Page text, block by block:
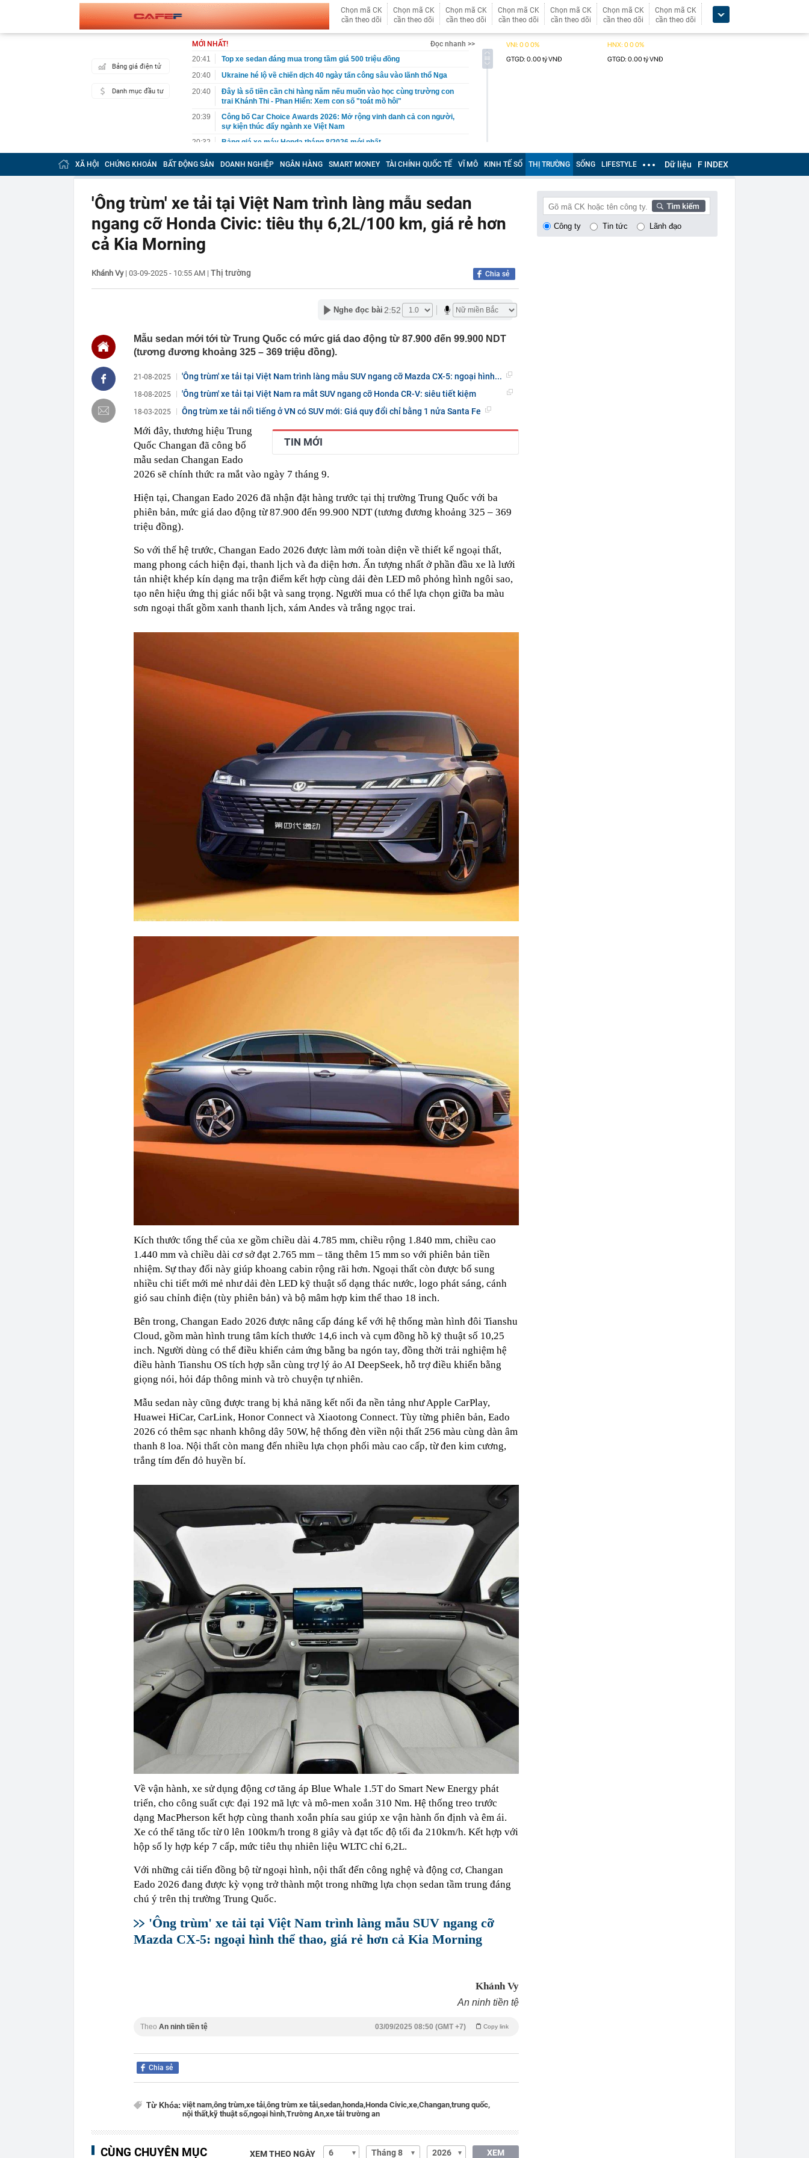
Chọn mã CK
cần theo dõi
Chọn mã CK
cần theo dõi
Chọn mã CK
cần theo dõi
Chọn mã CK
cần theo dõi
Chọn mã CK
cần theo dõi
Chọn mã CK
cần theo dõi
Chọn mã CK
cần theo dõi
Bảng giá điện tử
Danh mục đầu tư
MỚI NHẤT!
Đọc nhanh >>
20:41
Top xe sedan đáng mua trong tầm giá 500 triệu đồng
20:40
Ukraine hé lộ về chiến dịch 40 ngày tấn công sâu vào lãnh thổ Nga
20:40
Đây là số tiền cần chi hàng năm nếu muốn vào học cùng trường con
trai Khánh Thi - Phan Hiển: Xem con số "toát mồ hôi"
20:39
Công bố Car Choice Awards 2026: Mở rộng vinh danh cả con người,
sự kiện thúc đẩy ngành xe Việt Nam
20:32
Bảng giá xe máy Honda tháng 8/2026 mới nhất
20:31
Thi hành lệnh bắt tạm giam Nguyễn Minh Hiền SN 1992 liên quan hơn 1
tỷ đồng
20:25
TikToker Nguyễn Dương Kiều Vy lĩnh án
20:24
iPhone 17 Pro Max đang có giá thấp nhất từ trước đến nay
Ô tô bất ngờ "bay" lên không trung khiến nhiều người thót tim
20:15
món đồ dụng học tập này, chỉ PHÍ TIỀN mà không dùng đến!
20:08
Cụ bà 97 tuổi lập kỷ lục thế giới khi đứng trên cánh máy bay giữa
Ai là nạn nhân của Nguyễn Minh Hiền SN 1992, liên hệ công an gấp
Đằng sau ánh hào quang
19:56
Công an xác minh giao dịch chuyển khoản 747.500.000 đồng giữa
ngân hàng làm việc
19:50
Hoa hậu đẹp nhất nhì Việt Nam U45 đi khắp thế gian, đến Tây Tạng
19:46
Vì sao thẻ ngân hàng lại có hình chữ nhật bo tròn 4 góc?
19:41
Lan ‘đột biến’, cây cảnh trăm tỷ: Có dấu hiệu rửa tiền không?
19:36
Iran tuyên bố không có cuộc đàm phán nào với Mỹ
XÃ HỘI CHỨNG KHOÁN BẤT ĐỘNG SẢN DOANH NGHIỆP NGÂN HÀNG SMART MONEY TÀI CHÍNH QUỐC TẾ VĨ MÔ KINH TẾ SỐ THỊ TRƯỜNG SỐNG LIFESTYLE Dữ liệu F INDEX
'Ông trùm' xe tải tại Việt Nam trình làng mẫu sedan
ngang cỡ Honda Civic: tiêu thụ 6,2L/100 km, giá rẻ hơn
cả Kia Morning
Khánh Vy| 03-09-2025 - 10:55 AM | Thị trường Chia sẻ
Nghe đọc bài 2:52
Mẫu sedan mới tới từ Trung Quốc có mức giá dao động từ 87.900 đến 99.900 NDT
(tương đương khoảng 325 – 369 triệu đồng).
21-08-2025 'Ông trùm' xe tải tại Việt Nam trình làng mẫu SUV ngang cỡ Mazda CX-5: ngoại hình...
18-08-2025
'Ông trùm' xe tải tại Việt Nam ra mắt SUV ngang cỡ Honda CR-V: siêu tiết kiệm
18-03-2025 Ông trùm xe tải nổi tiếng ở VN có SUV mới: Giá quy đổi chỉ bằng 1 nửa Santa Fe
TIN MỚI
Mới đây, thương hiệu Trung
Quốc Changan đã công bố
mẫu sedan Changan Eado
2026 sẽ chính thức ra mắt vào ngày 7 tháng 9.
Hiện tại, Changan Eado 2026 đã nhận đặt hàng trước tại thị trường Trung Quốc với ba
phiên bản, mức giá dao động từ 87.900 đến 99.900 NDT (tương đương khoảng 325 – 369
triệu đồng).
So với thế hệ trước, Changan Eado 2026 được làm mới toàn diện về thiết kế ngoại thất,
mang phong cách hiện đại, thanh lịch và đa diện hơn. Ấn tượng nhất ở phần đầu xe là lưới
tản nhiệt khép kín dạng ma trận điểm kết hợp cùng dải đèn LED mô phỏng hình ngôi sao,
tạo nên hiệu ứng thị giác nổi bật và sang trọng. Người mua có thể lựa chọn giữa ba màu
sơn ngoại thất gồm xanh thanh lịch, xám Andes và trắng ngọc trai.
Kích thước tổng thể của xe gồm chiều dài 4.785 mm, chiều rộng 1.840 mm, chiều cao
1.440 mm và chiều dài cơ sở đạt 2.765 mm – tăng thêm 15 mm so với phiên bản tiền
nhiệm. Sự thay đổi này giúp khoang cabin rộng rãi hơn. Ngoại thất còn được bổ sung
nhiều chi tiết mới mẻ như dải đèn LED kỹ thuật số dạng thác nước, logo phát sáng, cánh
gió sau chỉnh điện (tùy phiên bản) và bộ mâm hợp kim thể thao 18 inch.
Bên trong, Changan Eado 2026 được nâng cấp đáng kể với hệ thống màn hình đôi Tianshu
Cloud, gồm màn hình trung tâm kích thước 14,6 inch và cụm đồng hồ kỹ thuật số 10,25
inch. Người dùng có thể điều khiển cảm ứng bằng ba ngón tay, đồng thời trải nghiệm hệ
điều hành Tianshu OS tích hợp sẵn cùng trợ lý ảo AI DeepSeek, hỗ trợ điều khiển bằng
giọng nói, hỏi đáp thông minh và trò chuyện tự nhiên.
Mẫu sedan này cũng được trang bị khả năng kết nối đa nền tảng như Apple CarPlay,
Huawei HiCar, CarLink, Honor Connect và Xiaotong Connect. Tùy từng phiên bản, Eado
2026 có thêm sạc nhanh không dây 50W, hệ thống đèn viền nội thất 256 màu cùng dàn âm
thanh 8 loa. Nội thất còn mang đến nhiều lựa chọn phối màu cao cấp, từ đen kim cương,
trắng tím đến đỏ huyền bí.
Về vận hành, xe sử dụng động cơ tăng áp Blue Whale 1.5T do Smart New Energy phát
triển, cho công suất cực đại 192 mã lực và mô-men xoắn 310 Nm. Hệ thống treo trước
dạng MacPherson kết hợp cùng thanh xoắn phía sau giúp xe vận hành ổn định và êm ái.
Xe có thể tăng tốc từ 0 lên 100km/h trong 8 giây và đạt tốc độ tối đa 210km/h. Kết hợp với
hộp số ly hợp kép 7 cấp, mức tiêu thụ nhiên liệu WLTC chỉ 6,2L.
Với những cải tiến đồng bộ từ ngoại hình, nội thất đến công nghệ và động cơ, Changan
Eado 2026 đang được kỳ vọng trở thành một trong những lựa chọn sedan tầm trung đáng
chú ý trên thị trường Trung Quốc.
'Ông trùm' xe tải tại Việt Nam trình làng mẫu SUV ngang cỡ
Mazda CX-5: ngoại hình thể thao, giá rẻ hơn cả Kia Morning
Khánh Vy
An ninh tiền tệ
Theo An ninh tiền tệ Copy link
03/09/2025 08:50 (GMT +7)
Chia sẻ
Từ Khóa: việt nam,ông trùm,xe tải,ông trùm xe tải,sedan,honda,Honda Civic,xe,Changan,trung quốc,
nội thất,kỹ thuật số,ngoại hình,Trường An,xe tải trường an
CÙNG CHUYÊN MỤC XEM THEO NGÀY XEM
Công ty Tin tức Lãnh đạo